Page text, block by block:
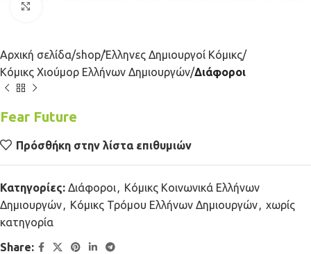
Αρχική σελίδα shop Έλληνες Δημιουργοί Κόμικς
Κόμικς Χιούμορ Ελλήνων Δημιουργών Διάφοροι
Fear Future
Πρόσθήκη στην λίστα επιθυμιών
Κατηγορίες: Διάφοροι, Κόμικς Κοινωνικά Ελλήνων
Δημιουργών, Κόμικς Τρόμου Ελλήνων Δημιουργών, χωρίς
κατηγορία
Share: